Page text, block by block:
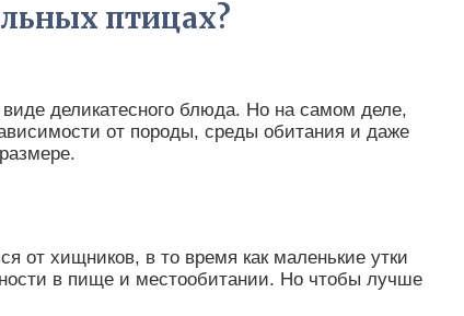
птицах?
деликатесного блюда. Но на самом деле,
от породы, среды обитания и даже
от хищников, в то время как маленькие утки
в пище и местообитании. Но чтобы лучше